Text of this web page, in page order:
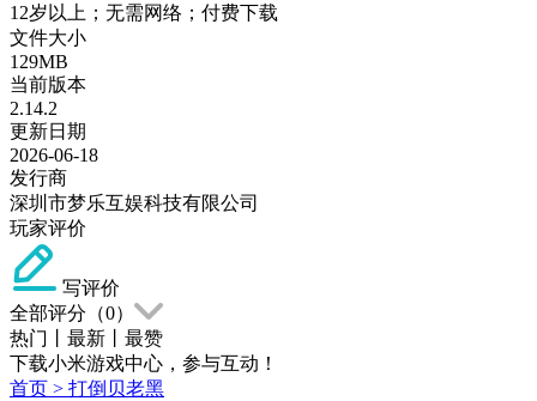
12岁以上；无需网络；付费下载
文件大小
129MB
当前版本
2.14.2
更新日期
2026-06-18
发行商
深圳市梦乐互娱科技有限公司
玩家评价
写评价
全部评分（0）
热门
最新
最赞
下载小米游戏中心，参与互动！
首页 > 打倒贝老黑